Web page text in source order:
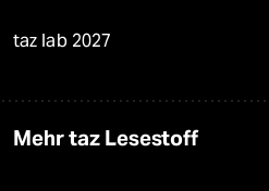
taz lab 2027
Mehr taz Lesestoff